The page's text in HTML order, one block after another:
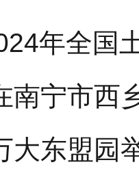
年全国
南宁市西
大东盟园